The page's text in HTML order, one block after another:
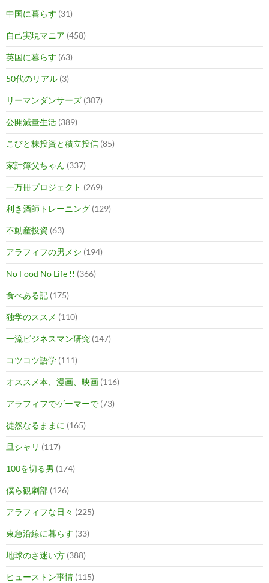
中国に暮らす (31)
自己実現マニア (458)
英国に暮らす (63)
50代のリアル (3)
リーマンダンサーズ (307)
公開減量生活 (389)
こびと株投資と積立投信 (85)
家計簿父ちゃん (337)
一万冊プロジェクト (269)
利き酒師トレーニング (129)
不動産投資 (63)
アラフィフの男メシ (194)
No Food No Life !! (366)
食べある記 (175)
独学のススメ (110)
一流ビジネスマン研究 (147)
コツコツ語学 (111)
オススメ本、漫画、映画 (116)
アラフィフでゲーマーで (73)
徒然なるままに (165)
旦シャリ (117)
100を切る男 (174)
僕ら観劇部 (126)
アラフィフな日々 (225)
東急沿線に暮らす (33)
地球のさ迷い方 (388)
ヒューストン事情 (115)